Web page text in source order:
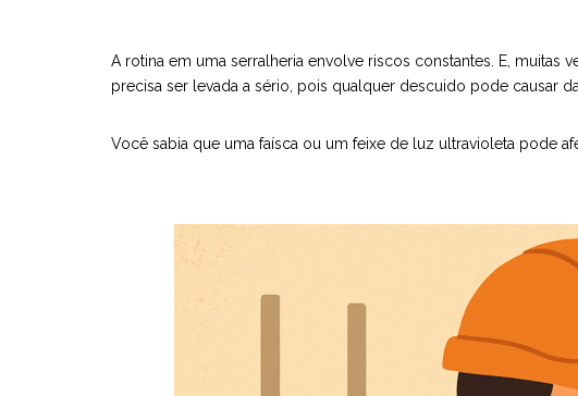
A rotina em uma serralheria envolve riscos constantes. E, muitas
precisa ser levada a sério, pois qualquer descuido pode causar
Você sabia que uma faísca ou um feixe de luz ultravioleta pode